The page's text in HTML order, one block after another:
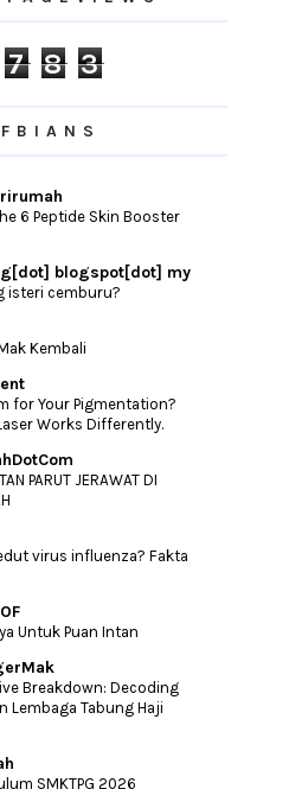
(5)7 8 3
6 Peptide Skin Booster
blogspot[dot] my
isteri cemburu?
Kembali
for Your Pigmentation?
Works Differently.
PARUT JERAWAT DI
virus influenza? Fakta
Untuk Puan Intan
Breakdown: Decoding
Lembaga Tabung Haji
SMKTPG 2026